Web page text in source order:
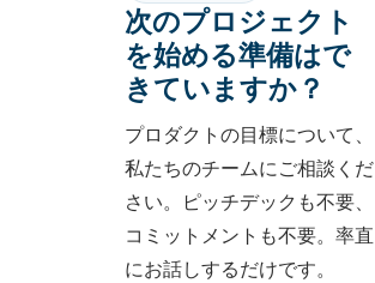
次のプロジェクト
を始める準備はで
きていますか？
プロダクトの目標について、
私たちのチームにご相談くだ
さい。ピッチデックも不要、
コミットメントも不要。率直
にお話しするだけです。